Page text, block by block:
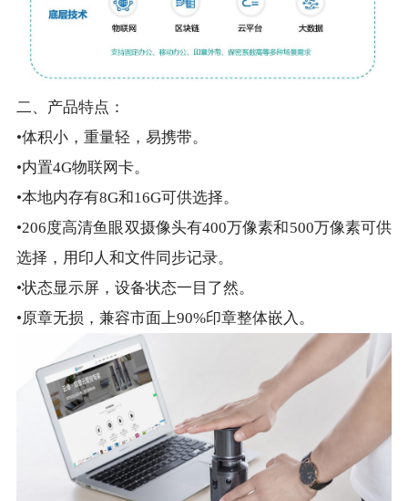
二、产品特点：
•体积小，重量轻，易携带。
•内置4G物联网卡。
•本地内存有8G和16G可供选择。
•206度高清鱼眼双摄像头有400万像素和500万像素可供
选择，用印人和文件同步记录。
•状态显示屏，设备状态一目了然。
•原章无损，兼容市面上90%印章整体嵌入。